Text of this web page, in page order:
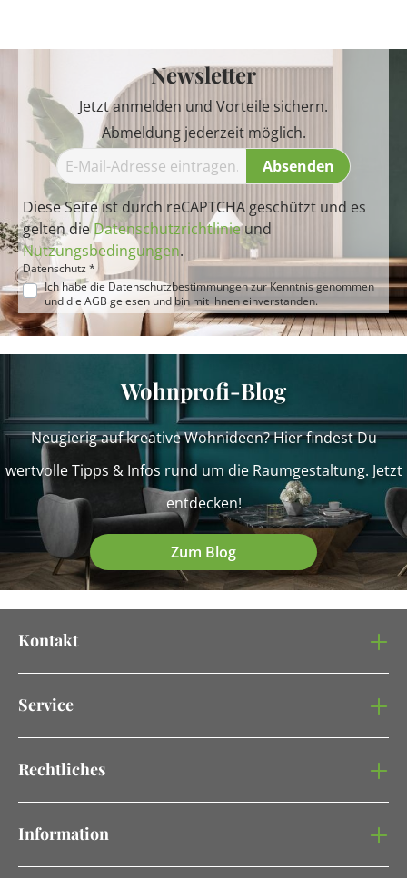
Newsletter
Jetzt anmelden und Vorteile sichern.
Abmeldung jederzeit möglich.
Absenden
Diese Seite ist durch reCAPTCHA geschützt und es
gelten dieDatenschutzrichtlinieund
Nutzungsbedingungen.
Datenschutz *
Ich habe die Datenschutzbestimmungenzur Kenntnis genommen
und die AGB gelesen und bin mit ihnen einverstanden.
Wohnprofi-Blog
Neugierig auf kreative Wohnideen? Hier findest Du
wertvolle Tipps & Infos rund um die Raumgestaltung. Jetzt
entdecken!
Zum Blog
Kontakt
Service
Rechtliches
Information